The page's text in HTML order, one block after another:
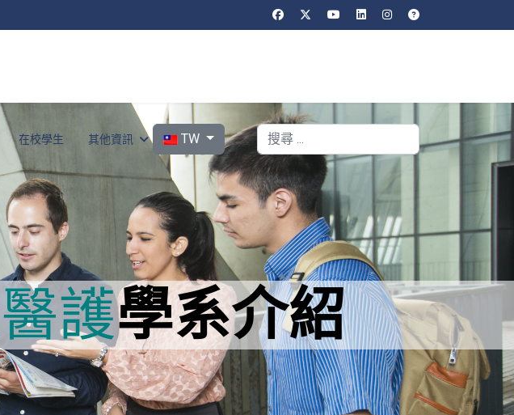
在校學生 其他資訊 選擇你的語言
TW 搜索
醫護學系介紹